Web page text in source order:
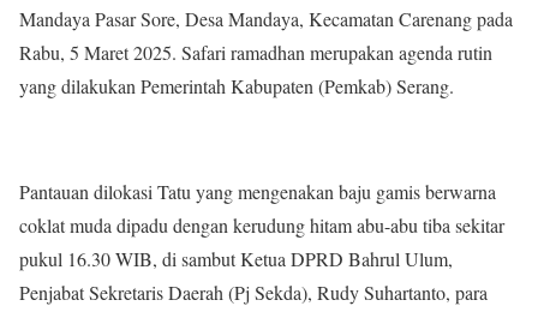
Mandaya Pasar Sore, Desa Mandaya, Kecamatan Carenang pada
Rabu, 5 Maret 2025. Safari ramadhan merupakan agenda rutin
yang dilakukan Pemerintah Kabupaten (Pemkab) Serang.
Pantauan dilokasi Tatu yang mengenakan baju gamis berwarna
coklat muda dipadu dengan kerudung hitam abu-abu tiba sekitar
pukul 16.30 WIB, di sambut Ketua DPRD Bahrul Ulum,
Penjabat Sekretaris Daerah (Pj Sekda), Rudy Suhartanto, para